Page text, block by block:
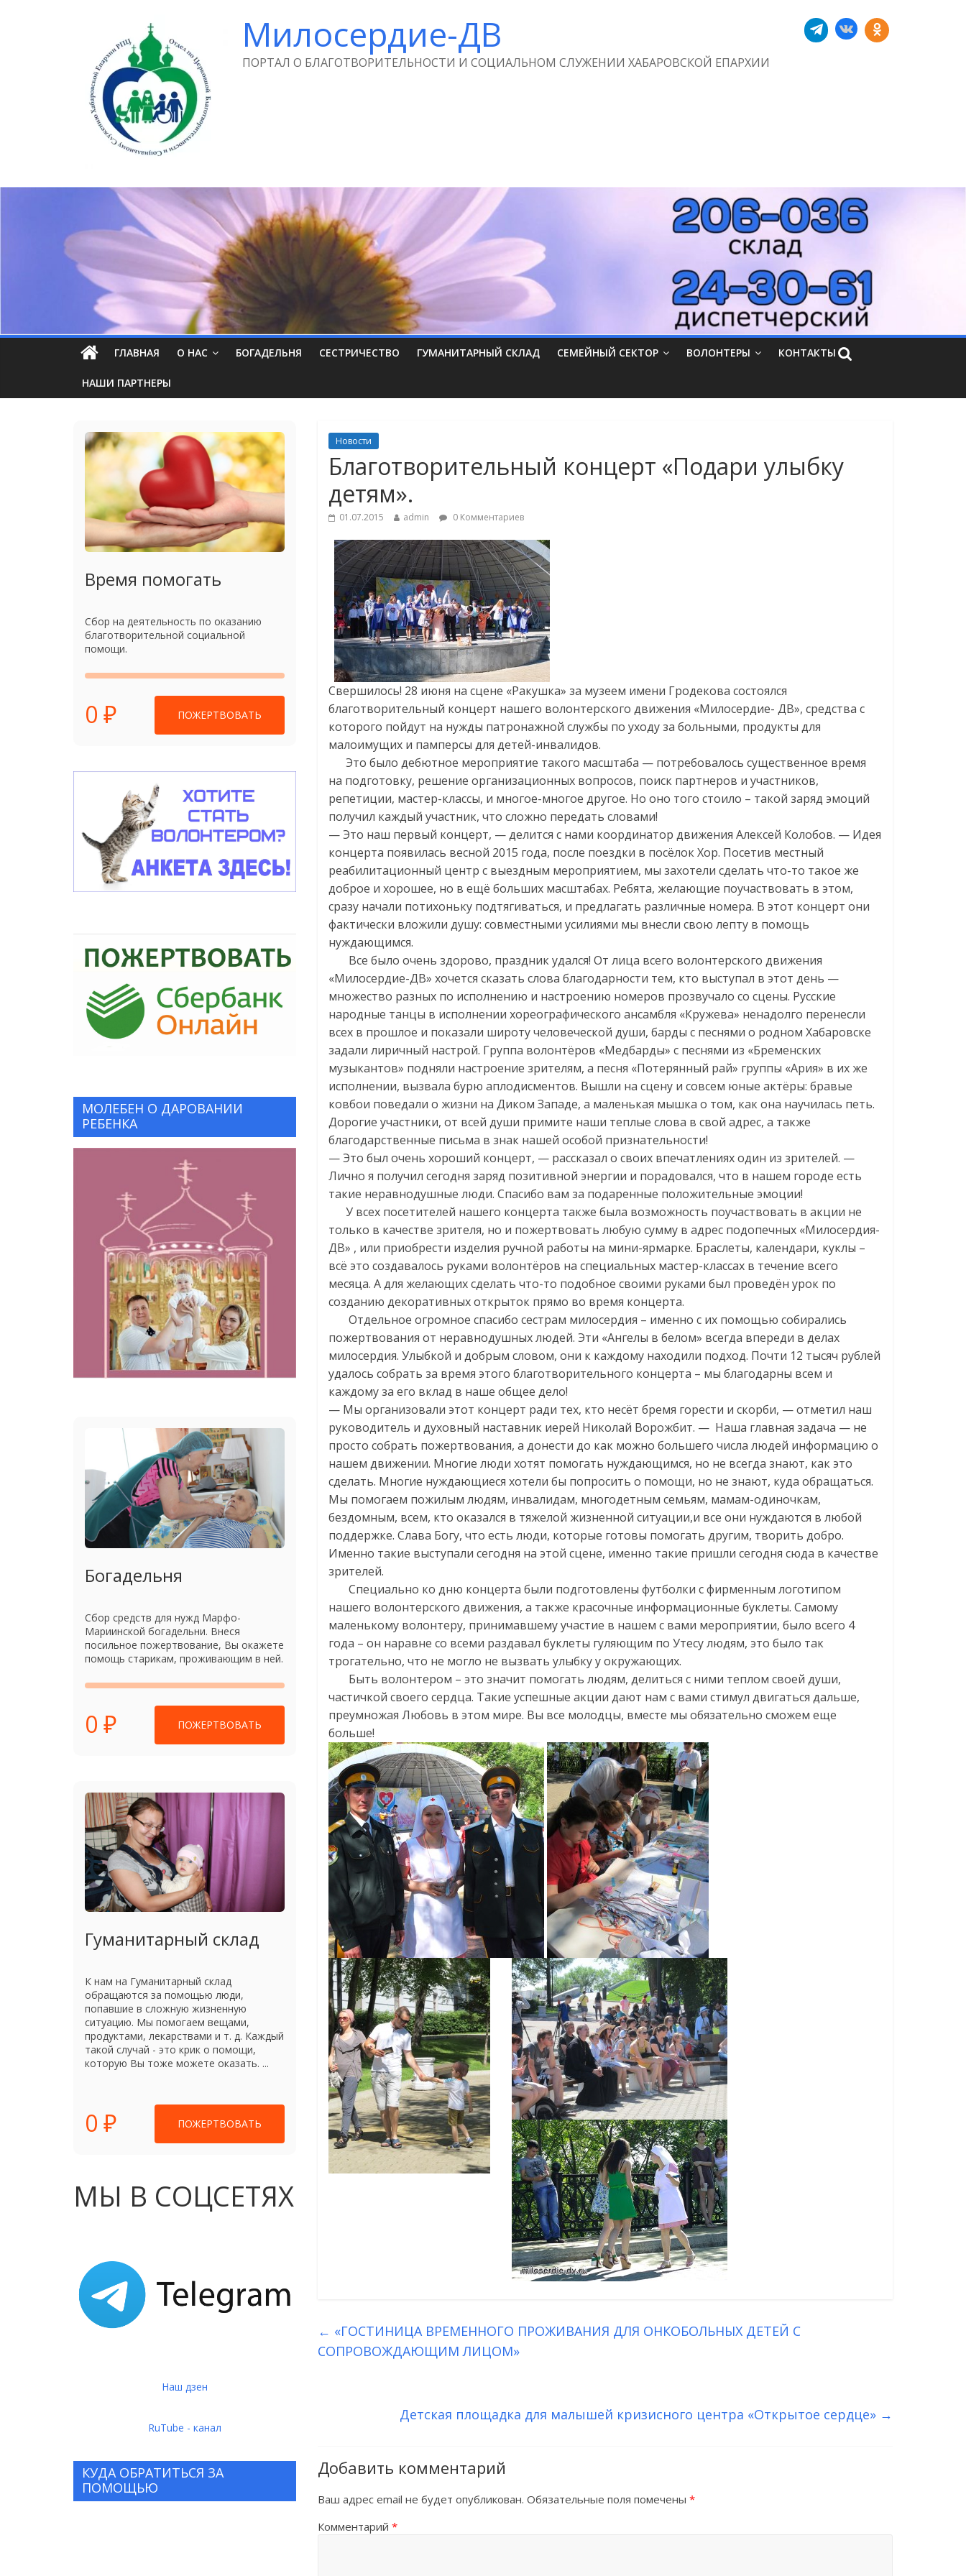
Милосердие-ДВ
ПОРТАЛ О БЛАГОТВОРИТЕЛЬНОСТИ И СОЦИАЛЬНОМ СЛУЖЕНИИ ХАБАРОВСКОЙ ЕПАРХИИ
ГЛАВНАЯ О НАС БОГАДЕЛЬНЯ СЕСТРИЧЕСТВО ГУМАНИТАРНЫЙ СКЛАД СЕМЕЙНЫЙ СЕКТОР ВОЛОНТЕРЫ КОНТАКТЫ
НАШИ ПАРТНЕРЫ
Новости
Благотворительный концерт «Подари улыбку
детям».
01.07.2015 admin 0 Комментариев
Свершилось! 28 июня на сцене «Ракушка» за музеем имени Гродекова состоялся
благотворительный концерт нашего волонтерского движения «Милосердие- ДВ», средства с
которого пойдут на нужды патронажной службы по уходу за больными, продукты для
малоимущих и памперсы для детей-инвалидов.
Это было дебютное мероприятие такого масштаба — потребовалось существенное время
на подготовку, решение организационных вопросов, поиск партнеров и участников,
репетиции, мастер-классы, и многое-многое другое. Но оно того стоило – такой заряд эмоций
получил каждый участник, что сложно передать словами!
— Это наш первый концерт, — делится с нами координатор движения Алексей Колобов. — Идея
концерта появилась весной 2015 года, после поездки в посёлок Хор. Посетив местный
реабилитационный центр с выездным мероприятием, мы захотели сделать что-то такое же
доброе и хорошее, но в ещё больших масштабах. Ребята, желающие поучаствовать в этом,
сразу начали потихоньку подтягиваться, и предлагать различные номера. В этот концерт они
фактически вложили душу: совместными усилиями мы внесли свою лепту в помощь
нуждающимся.
Все было очень здорово, праздник удался! От лица всего волонтерского движения
«Милосердие-ДВ» хочется сказать слова благодарности тем, кто выступал в этот день —
множество разных по исполнению и настроению номеров прозвучало со сцены. Русские
народные танцы в исполнении хореографического ансамбля «Кружева» ненадолго перенесли
всех в прошлое и показали широту человеческой души, барды с песнями о родном Хабаровске
задали лиричный настрой. Группа волонтёров «Медбарды» с песнями из «Бременских
музыкантов» подняли настроение зрителям, а песня «Потерянный рай» группы «Ария» в их же
исполнении, вызвала бурю аплодисментов. Вышли на сцену и совсем юные актёры: бравые
ковбои поведали о жизни на Диком Западе, а маленькая мышка о том, как она научилась петь.
Дорогие участники, от всей души примите наши теплые слова в свой адрес, а также
благодарственные письма в знак нашей особой признательности!
— Это был очень хороший концерт, — рассказал о своих впечатлениях один из зрителей. —
Лично я получил сегодня заряд позитивной энергии и порадовался, что в нашем городе есть
такие неравнодушные люди. Спасибо вам за подаренные положительные эмоции!
У всех посетителей нашего концерта также была возможность поучаствовать в акции не
только в качестве зрителя, но и пожертвовать любую сумму в адрес подопечных «Милосердия-
ДВ» , или приобрести изделия ручной работы на мини-ярмарке. Браслеты, календари, куклы –
всё это создавалось руками волонтёров на специальных мастер-классах в течение всего
месяца. А для желающих сделать что-то подобное своими руками был проведён урок по
созданию декоративных открыток прямо во время концерта.
Отдельное огромное спасибо сестрам милосердия – именно с их помощью собирались
пожертвования от неравнодушных людей. Эти «Ангелы в белом» всегда впереди в делах
милосердия. Улыбкой и добрым словом, они к каждому находили подход. Почти 12 тысяч рублей
удалось собрать за время этого благотворительного концерта – мы благодарны всем и
каждому за его вклад в наше общее дело!
— Мы организовали этот концерт ради тех, кто несёт бремя горести и скорби, — отметил наш
руководитель и духовный наставник иерей Николай Ворожбит. — Наша главная задача — не
просто собрать пожертвования, а донести до как можно большего числа людей информацию о
нашем движении. Многие люди хотят помогать нуждающимся, но не всегда знают, как это
сделать. Многие нуждающиеся хотели бы попросить о помощи, но не знают, куда обращаться.
Мы помогаем пожилым людям, инвалидам, многодетным семьям, мамам-одиночкам,
бездомным, всем, кто оказался в тяжелой жизненной ситуации,и все они нуждаются в любой
поддержке. Слава Богу, что есть люди, которые готовы помогать другим, творить добро.
Именно такие выступали сегодня на этой сцене, именно такие пришли сегодня сюда в качестве
зрителей.
Специально ко дню концерта были подготовлены футболки с фирменным логотипом
нашего волонтерского движения, а также красочные информационные буклеты. Самому
маленькому волонтеру, принимавшему участие в нашем с вами мероприятии, было всего 4
года – он наравне со всеми раздавал буклеты гуляющим по Утесу людям, это было так
трогательно, что не могло не вызвать улыбку у окружающих.
Быть волонтером – это значит помогать людям, делиться с ними теплом своей души,
частичкой своего сердца. Такие успешные акции дают нам с вами стимул двигаться дальше,
преумножая Любовь в этом мире. Вы все молодцы, вместе мы обязательно сможем еще
больше!
← «ГОСТИНИЦА ВРЕМЕННОГО ПРОЖИВАНИЯ ДЛЯ ОНКОБОЛЬНЫХ ДЕТЕЙ С
СОПРОВОЖДАЮЩИМ ЛИЦОМ»
Детская площадка для малышей кризисного центра «Открытое сердце» →
Добавить комментарий
Ваш адрес email не будет опубликован. Обязательные поля помечены *
Комментарий *
Время помогать
Сбор на деятельность по оказанию
благотворительной социальной
помощи.
0 ₽ ПОЖЕРТВОВАТЬ
МОЛЕБЕН О ДАРОВАНИИ
РЕБЕНКА
Богадельня
Сбор средств для нужд Марфо-
Мариинской богадельни. Внеся
посильное пожертвование, Вы окажете
помощь старикам, проживающим в ней.
0 ₽ ПОЖЕРТВОВАТЬ
Гуманитарный склад
К нам на Гуманитарный склад
обращаются за помощью люди,
попавшие в сложную жизненную
ситуацию. Мы помогаем вещами,
продуктами, лекарствами и т. д. Каждый
такой случай - это крик о помощи,
которую Вы тоже можете оказать. ...
0 ₽ ПОЖЕРТВОВАТЬ
МЫ В СОЦСЕТЯХ
Наш дзен
RuTube - канал
КУДА ОБРАТИТЬСЯ ЗА
ПОМОЩЬЮ